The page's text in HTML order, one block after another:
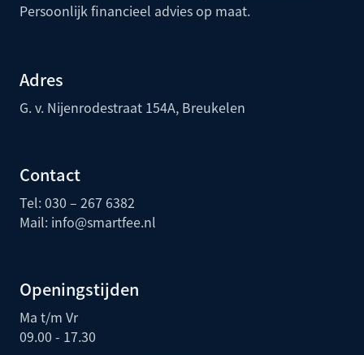
Persoonlijk financieel advies op maat.
Adres
G. v. Nijenrodestraat 154A, Breukelen
Contact
Tel: 030 – 267 6382
Mail: info@smartfee.nl
Openingstijden
Ma t/m Vr
09.00 - 17.30